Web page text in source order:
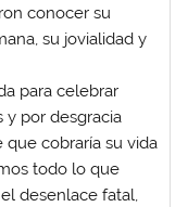
conocer su
su jovialidad y
para celebrar
y por desgracia
cobraría su vida
todo lo que
desenlace fatal,